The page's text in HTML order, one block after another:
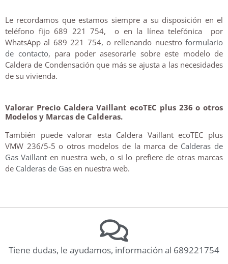
Le recordamos que estamos siempre a su disposición en el
teléfono fijo 689 221 754, o en la línea telefónica por
WhatsApp al 689 221 754, o rellenando nuestro formulario
de contacto, para poder asesorarle sobre este modelo de
Caldera de Condensación que más se ajusta a las necesidades
de su vivienda.
Valorar Precio Caldera Vaillant ecoTEC plus 236 o otros
Modelos y Marcas de Calderas.
También puede valorar esta Caldera Vaillant ecoTEC plus
VMW 236/5-5 o otros modelos de la marca de Calderas de
Gas Vaillant en nuestra web, o si lo prefiere de otras marcas
de Calderas de Gas en nuestra web.
Tiene dudas, le ayudamos, información al 689221754